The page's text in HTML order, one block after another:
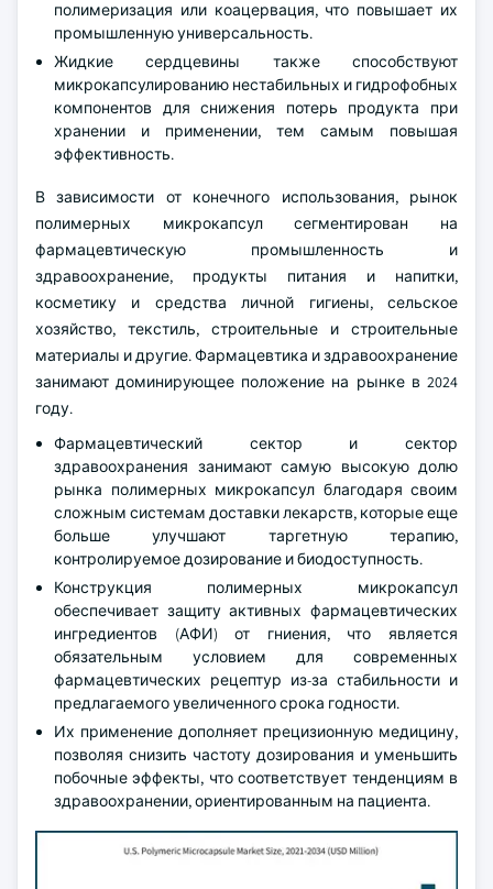
полимеризация или коацервация, что повышает их
промышленную универсальность.
Жидкие сердцевины также способствуют
микрокапсулированию нестабильных и гидрофобных
компонентов для снижения потерь продукта при
хранении и применении, тем самым повышая
эффективность.
В зависимости от конечного использования, рынок
полимерных микрокапсул сегментирован на
фармацевтическую промышленность и
здравоохранение, продукты питания и напитки,
косметику и средства личной гигиены, сельское
хозяйство, текстиль, строительные и строительные
материалы и другие. Фармацевтика и здравоохранение
занимают доминирующее положение на рынке в 2024
году.
Фармацевтический сектор и сектор
здравоохранения занимают самую высокую долю
рынка полимерных микрокапсул благодаря своим
сложным системам доставки лекарств, которые еще
больше улучшают таргетную терапию,
контролируемое дозирование и биодоступность.
Конструкция полимерных микрокапсул
обеспечивает защиту активных фармацевтических
ингредиентов (АФИ) от гниения, что является
обязательным условием для современных
фармацевтических рецептур из-за стабильности и
предлагаемого увеличенного срока годности.
Их применение дополняет прецизионную медицину,
позволяя снизить частоту дозирования и уменьшить
побочные эффекты, что соответствует тенденциям в
здравоохранении, ориентированным на пациента.